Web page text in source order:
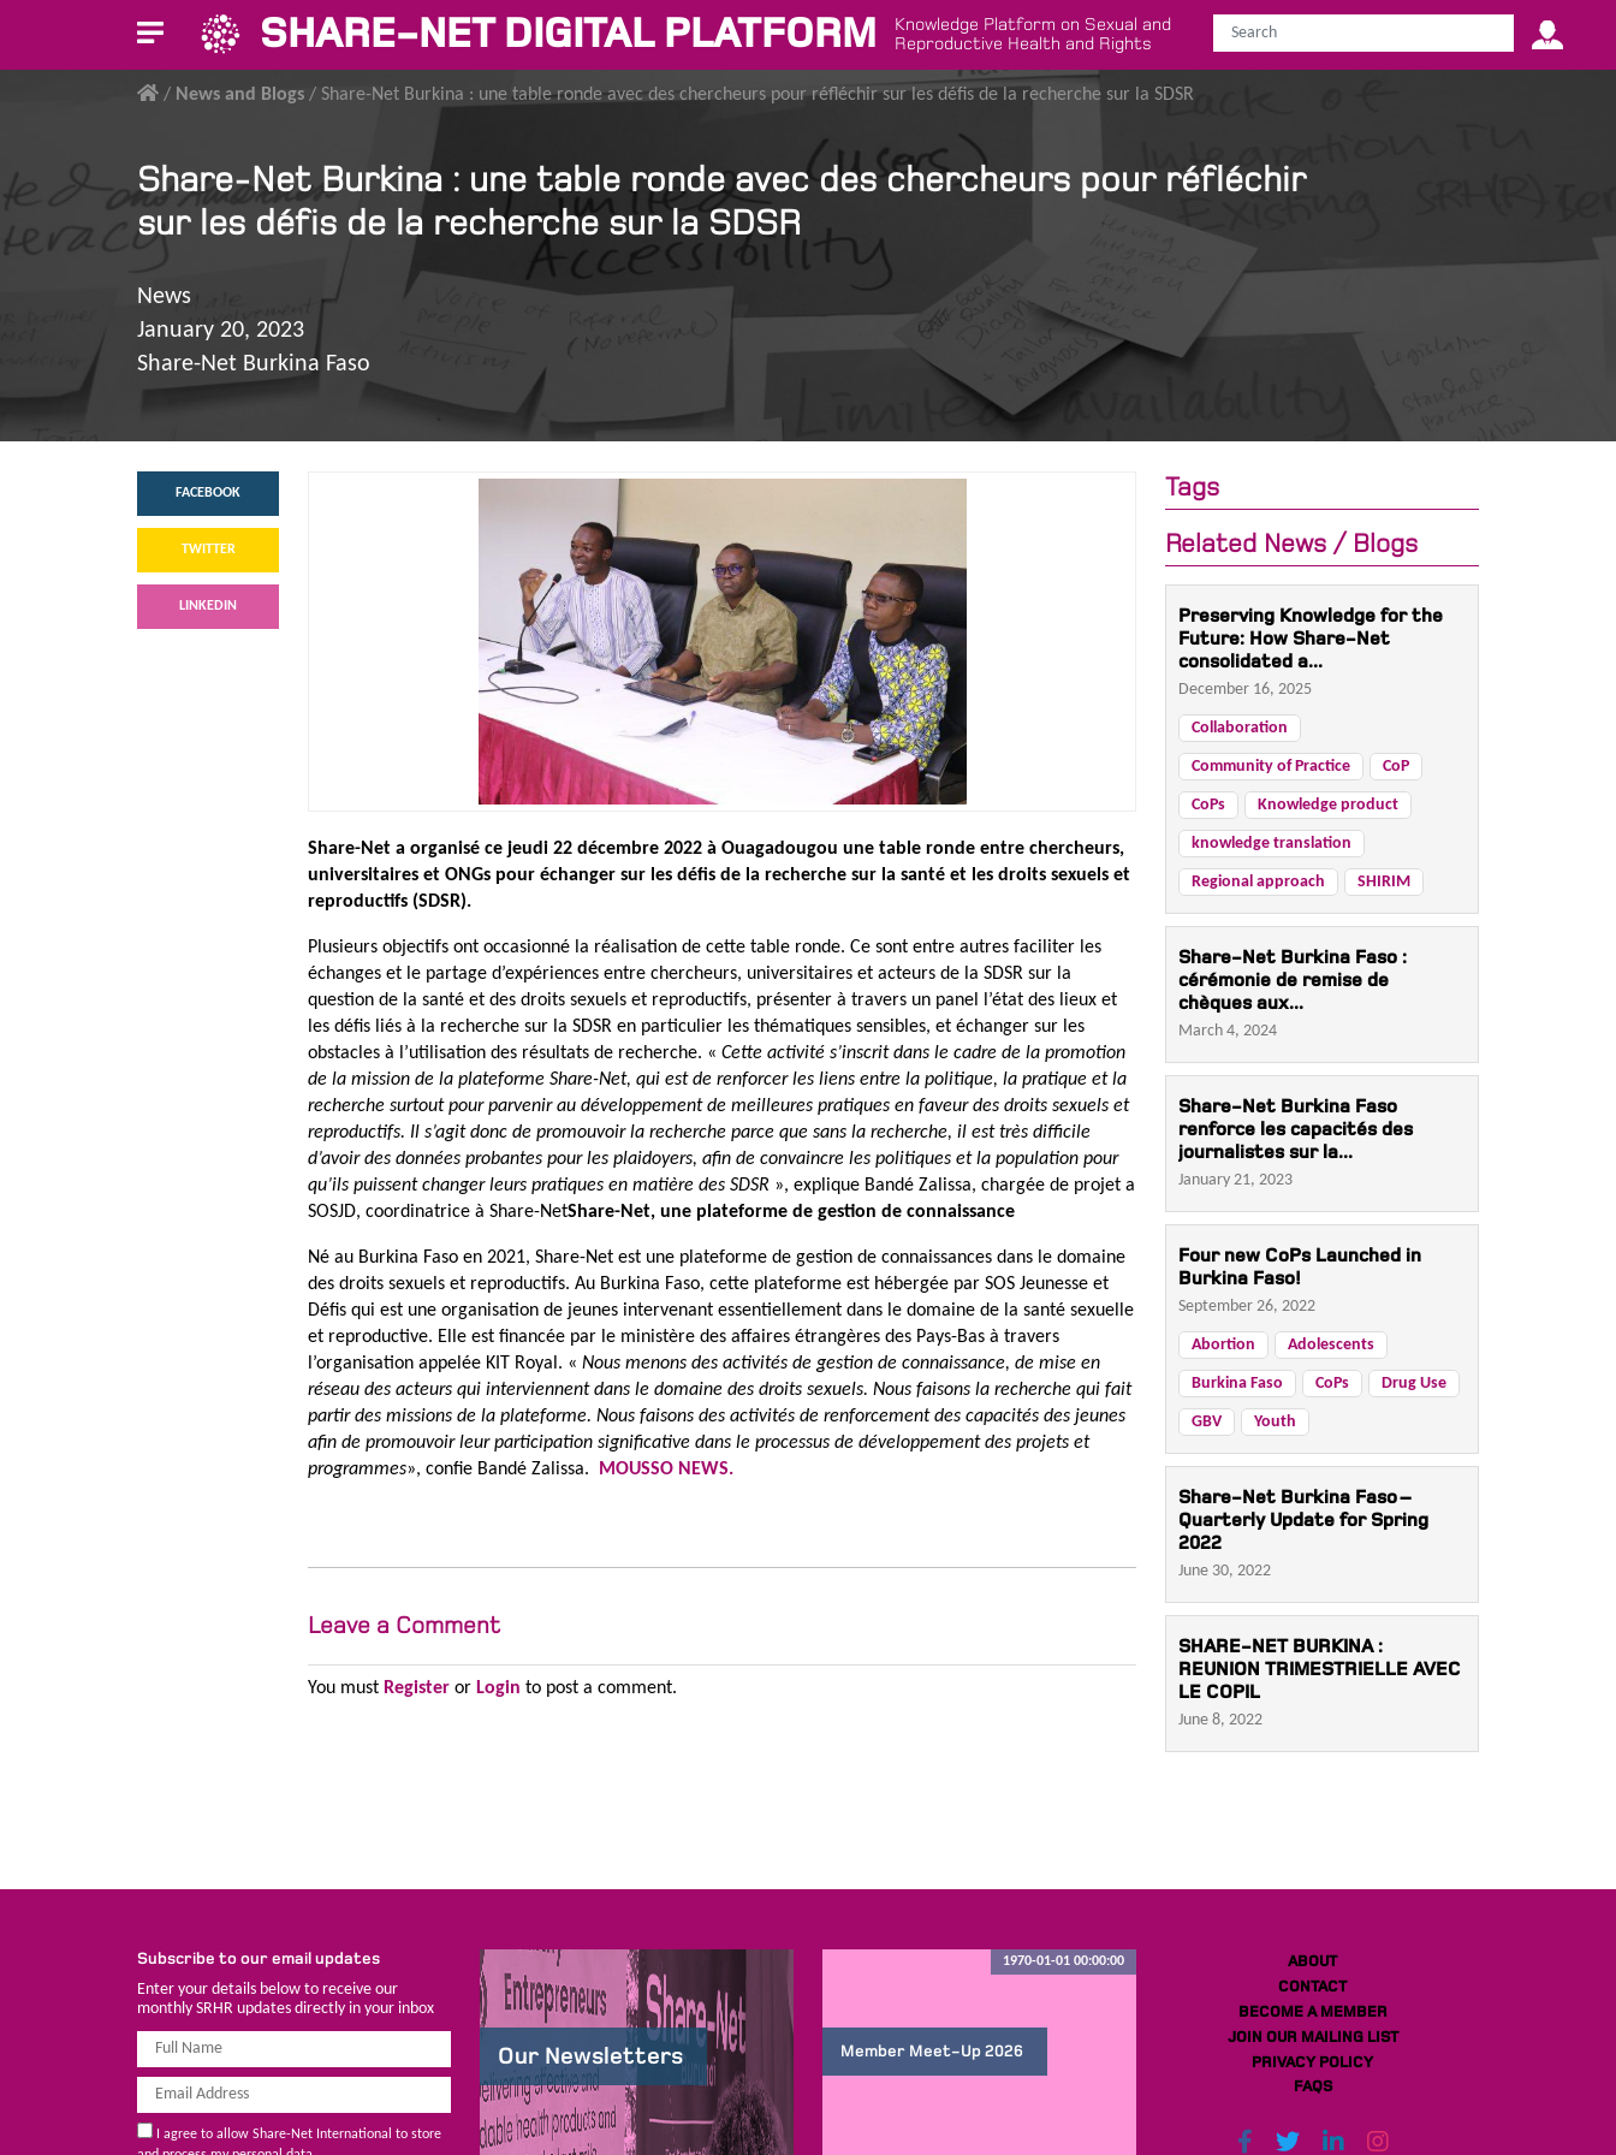
SHARE-NET DIGITAL PLATFORM
Knowledge Platform on Sexual and
Reproductive Health and Rights
/ News and Blogs / Share-Net Burkina : une table ronde avec des chercheurs pour réfléchir sur les défis de la recherche sur la SDSR
Share-Net Burkina : une table ronde avec des chercheurs pour réfléchir
sur les défis de la recherche sur la SDSR
News
January 20, 2023
Share-Net Burkina Faso
FACEBOOK
TWITTER
LINKEDIN
Share-Net a organisé ce jeudi 22 décembre 2022 à Ouagadougou une table ronde entre chercheurs,
universitaires et ONGs pour échanger sur les défis de la recherche sur la santé et les droits sexuels et
reproductifs (SDSR).
Plusieurs objectifs ont occasionné la réalisation de cette table ronde. Ce sont entre autres faciliter les
échanges et le partage d’expériences entre chercheurs, universitaires et acteurs de la SDSR sur la
question de la santé et des droits sexuels et reproductifs, présenter à travers un panel l’état des lieux et
les défis liés à la recherche sur la SDSR en particulier les thématiques sensibles, et échanger sur les
obstacles à l’utilisation des résultats de recherche. «Cette activité s’inscrit dans le cadre de la promotion
de la mission de la plateforme Share-Net, qui est de renforcer les liens entre la politique, la pratique et la
recherche surtout pour parvenir au développement de meilleures pratiques en faveur des droits sexuels et
reproductifs. Il s’agit donc de promouvoir la recherche parce que sans la recherche, il est très difficile
d’avoir des données probantes pour les plaidoyers, afin de convaincre les politiques et la population pour
qu’ils puissent changer leurs pratiques en matière des SDSR », explique Bandé Zalissa, chargée de projet a
SOSJD, coordinatrice à Share-NetShare-Net, une plateforme de gestion de connaissance
Né au Burkina Faso en 2021, Share-Net est une plateforme de gestion de connaissances dans le domaine
des droits sexuels et reproductifs. Au Burkina Faso, cette plateforme est hébergée par SOS Jeunesse et
Défis qui est une organisation de jeunes intervenant essentiellement dans le domaine de la santé sexuelle
et reproductive. Elle est financée par le ministère des affaires étrangères des Pays-Bas à travers
l’organisation appelée KIT Royal. «Nous menons des activités de gestion de connaissance, de mise en
réseau des acteurs qui interviennent dans le domaine des droits sexuels. Nous faisons la recherche qui fait
partir des missions de la plateforme. Nous faisons des activités de renforcement des capacités des jeunes
afin de promouvoir leur participation significative dans le processus de développement des projets et
programmes», confie Bandé Zalissa. MOUSSO NEWS.
Leave a Comment
You must Register or Login to post a comment.
Tags
Related News / Blogs
Preserving Knowledge for the
Future: How Share-Net
consolidated a...
December 16, 2025
Collaboration
Community of Practice CoP
CoPs Knowledge product
knowledge translation
Regional approach SHIRIM
Share-Net Burkina Faso :
cérémonie de remise de
chèques aux...
March 4, 2024
Share-Net Burkina Faso
renforce les capacités des
journalistes sur la...
January 21, 2023
Four new CoPs Launched in
Burkina Faso!
September 26, 2022
Abortion Adolescents
Burkina Faso CoPs Drug Use
GBV Youth
Share-Net Burkina Faso –
Quarterly Update for Spring
2022
June 30, 2022
SHARE-NET BURKINA :
REUNION TRIMESTRIELLE AVEC
LE COPIL
June 8, 2022
Subscribe to our email updates
Enter your details below to receive our
monthly SRHR updates directly in your inbox
I agree to allow Share-Net International to store
Our Newsletters Member Meet-Up 2026
1970-01-01 00:00:00
ABOUT
CONTACT
BECOME A MEMBER
JOIN OUR MAILING LIST
PRIVACY POLICY
FAQS